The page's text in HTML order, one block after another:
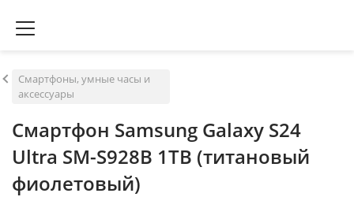
Смартфоны, умные часы и
аксессуары
Смартфон Samsung Galaxy S24
Ultra SM-S928B 1TB (титановый
фиолетовый)